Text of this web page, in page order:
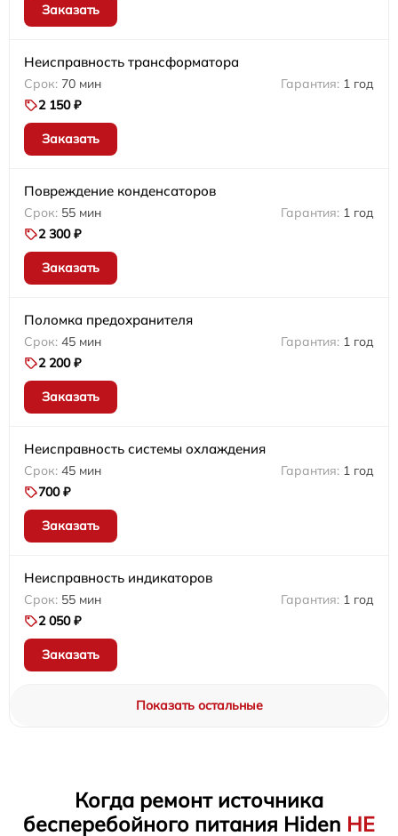
Заказать
Неисправность трансформатора
70 мин
1 год
2 150 ₽
Заказать
Повреждение конденсаторов
55 мин
1 год
2 300 ₽
Заказать
Поломка предохранителя
45 мин
1 год
2 200 ₽
Заказать
Неисправность системы охлаждения
45 мин
1 год
700 ₽
Заказать
Неисправность индикаторов
55 мин
1 год
2 050 ₽
Заказать
Показать остальные
Когда ремонт источника
бесперебойного питания Hiden НЕ